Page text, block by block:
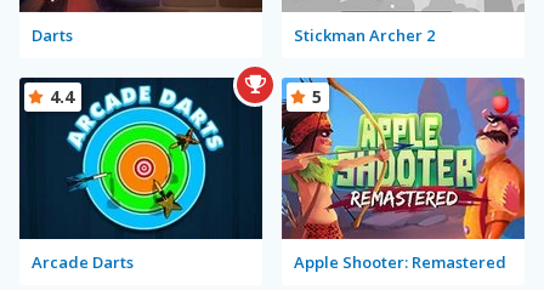
Darts Stickman Archer 2
Arcade Darts
4.4
Apple Shooter: Remastered
5